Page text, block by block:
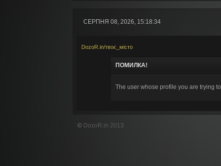
СЕРПНЯ 08, 2026, 15:18:34
DozoR.in/твоє_місто
ПОМИЛКА!
The user whose profile you are trying
© DozoR.in 2013